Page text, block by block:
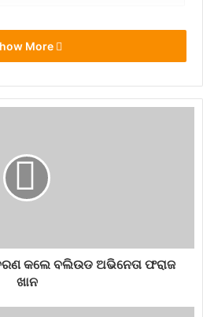
More
କଲେ ବଲିଉଡ ଅଭିନେତା ଫରାଜ
ଖାନ